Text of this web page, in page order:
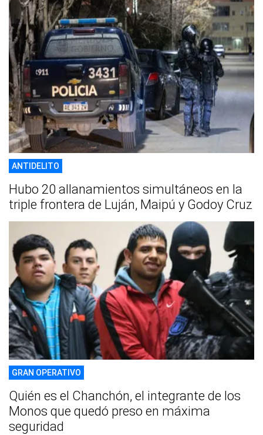
ANTIDELITO
Hubo 20 allanamientos simultáneos en la
triple frontera de Luján, Maipú y Godoy Cruz
GRAN OPERATIVO
Quién es el Chanchón, el integrante de los
Monos que quedó preso en máxima
seguridad